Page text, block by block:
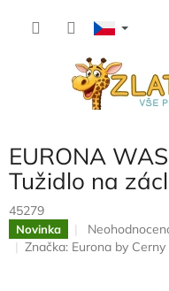
EURONA
Tužidlo na
45279
Novinka
Průměrné
hodnocení
Značka: Eurona by Cerny